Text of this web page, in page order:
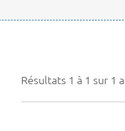
Résultats 1 à 1 sur 1